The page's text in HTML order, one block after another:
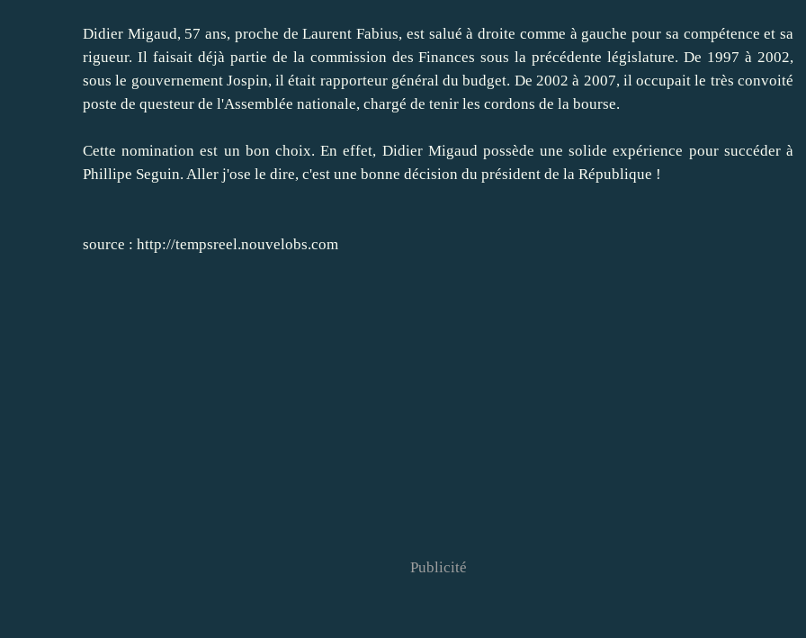
Didier Migaud, 57 ans, proche de Laurent Fabius, est salué à droite comme à gauche pour sa compétence et sa
rigueur. Il faisait déjà partie de la commission des Finances sous la précédente législature. De 1997 à 2002,
sous le gouvernement Jospin, il était rapporteur général du budget. De 2002 à 2007, il occupait le très convoité
poste de questeur de l'Assemblée nationale, chargé de tenir les cordons de la bourse.
Cette nomination est un bon choix. En effet, Didier Migaud possède une solide expérience pour succéder à
Phillipe Seguin. Aller j'ose le dire, c'est une bonne décision du président de la République !
source : http://tempsreel.nouvelobs.com
Publicité